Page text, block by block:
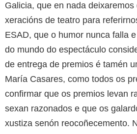
Galicia, que en nada
xeracións de teatro para
ESAD, que o humor nunca falla
do mundo do espectáculo
de entrega de premios é tamén
María Casares, como todos os
confirmar que os premios levan
sexan razonados e que os
xustiza senón reocoñecemento.